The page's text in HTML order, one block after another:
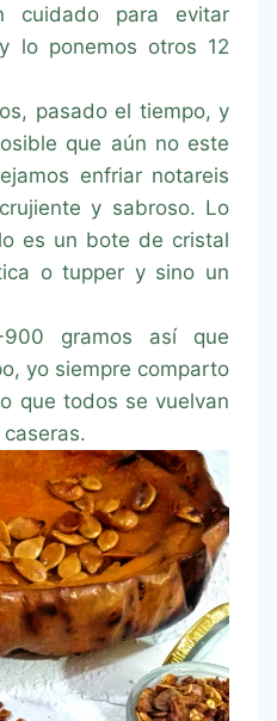
para evitar
lo ponemos otros 12
pasado el tiempo, y
que aún no este
enfriar notareis
y sabroso. Lo
es un bote de cristal
o tupper y sino un
gramos así que
yo siempre comparto
que todos se vuelvan